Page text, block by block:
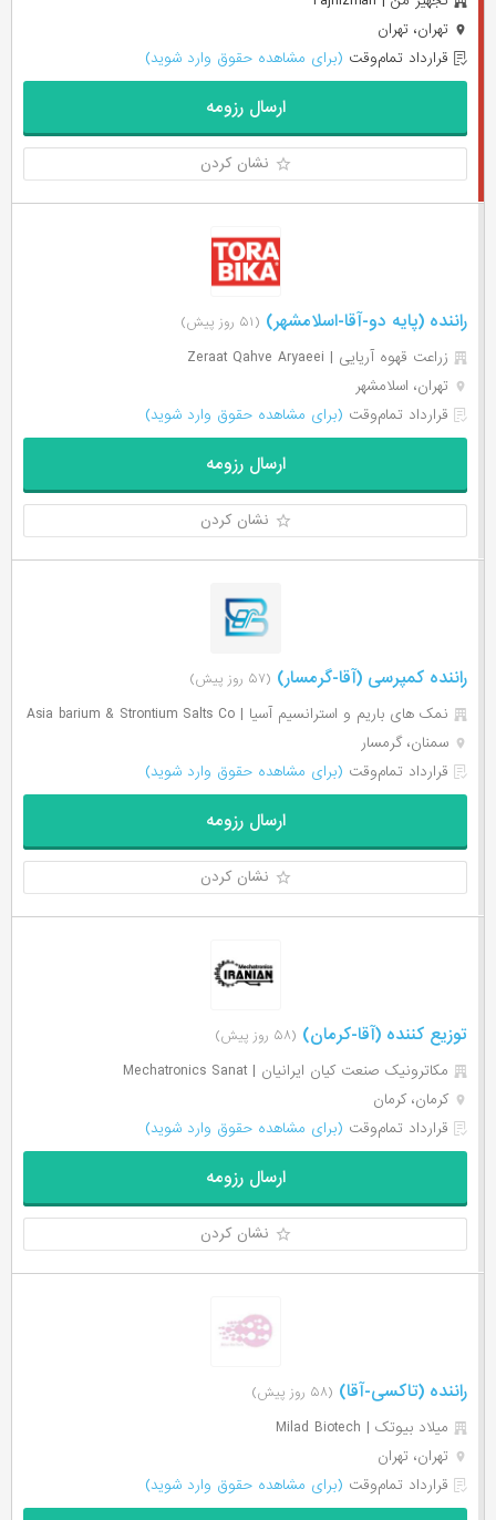
تهران، تهران
قرارداد تمام‌وقت (برای مشاهده حقوق وارد شوید)
ارسال رزومه
نشان کردن
راننده (پایه دو-آقا-اسلامشهر) (۵۱ روز پیش)
زراعت قهوه آریایی | Zeraat Qahve Aryaeei
تهران، اسلامشهر
قرارداد تمام‌وقت (برای مشاهده حقوق وارد شوید)
ارسال رزومه
نشان کردن
راننده کمپرسی (آقا-گرمسار) (۵۷ روز پیش)
نمک های باریم و استرانسیم آسیا | Asia barium & Strontium Salts Co
سمنان، گرمسار
قرارداد تمام‌وقت (برای مشاهده حقوق وارد شوید)
ارسال رزومه
نشان کردن
توزیع کننده (آقا-کرمان) (۵۸ روز پیش)
مکاترونیک صنعت کیان ایرانیان | Mechatronics Sanat
کرمان، کرمان
قرارداد تمام‌وقت (برای مشاهده حقوق وارد شوید)
ارسال رزومه
نشان کردن
راننده (تاکسی-آقا) (۵۸ روز پیش)
میلاد بیوتک | Milad Biotech
تهران، تهران
قرارداد تمام‌وقت (برای مشاهده حقوق وارد شوید)